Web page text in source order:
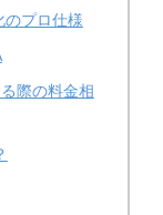
のプロ仕様
際の料金相